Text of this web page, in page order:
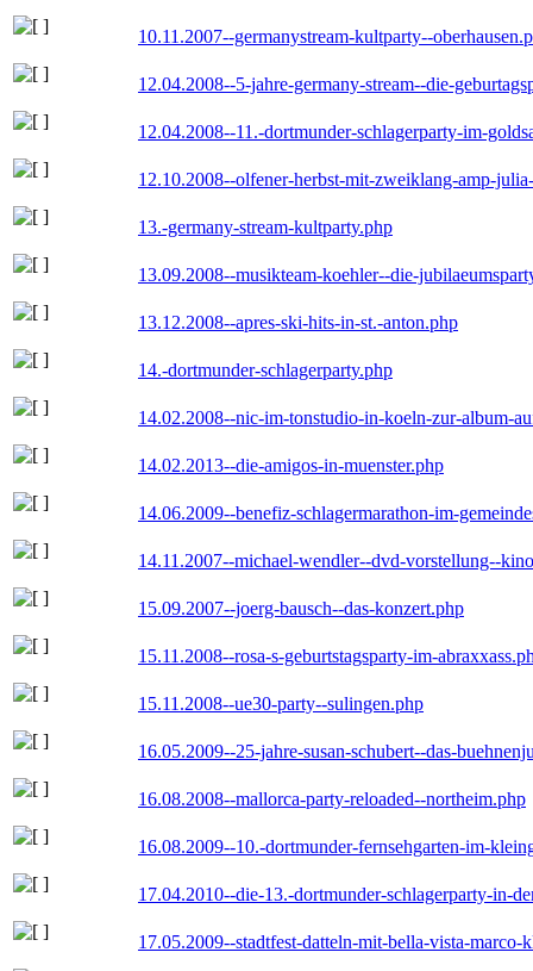
10.11.2007--germanystream-kultparty--
12.04.2008--5-jahre-germany-stream--die-
12.04.2008--11.-dortmunder-schlagerparty-im-
12.10.2008--olfener-herbst-mit-zweiklang-amp-
13.-germany-stream-kultparty.php
13.09.2008--musikteam-koehler--die-
13.12.2008--apres-ski-hits-in-st.-anton.php
14.-dortmunder-schlagerparty.php
14.02.2008--nic-im-tonstudio-in-koeln-zur-album-
14.02.2013--die-amigos-in-muenster.php
14.06.2009--benefiz-schlagermarathon-im-
14.11.2007--michael-wendler--dvd-vorstellung--
15.09.2007--joerg-bausch--das-konzert.php
15.11.2008--rosa-s-geburtstagsparty-im-
15.11.2008--ue30-party--sulingen.php
16.05.2009--25-jahre-susan-schubert--das-
16.08.2008--mallorca-party-reloaded--northeim.php
16.08.2009--10.-dortmunder-fernsehgarten-im-
17.04.2010--die-13.-dortmunder-schlagerparty-in-
17.05.2009--stadtfest-datteln-mit-bella-vista-marco-